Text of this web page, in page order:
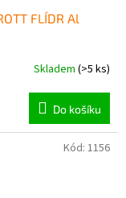
FLÍDR Al
Skladem (>5 ks)
Do košíku
Kód: 1156